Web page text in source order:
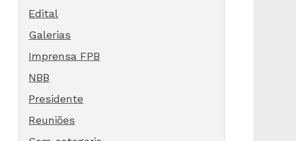
Edital
Galerias
Imprensa FPB
NBB
Presidente
Reuniões